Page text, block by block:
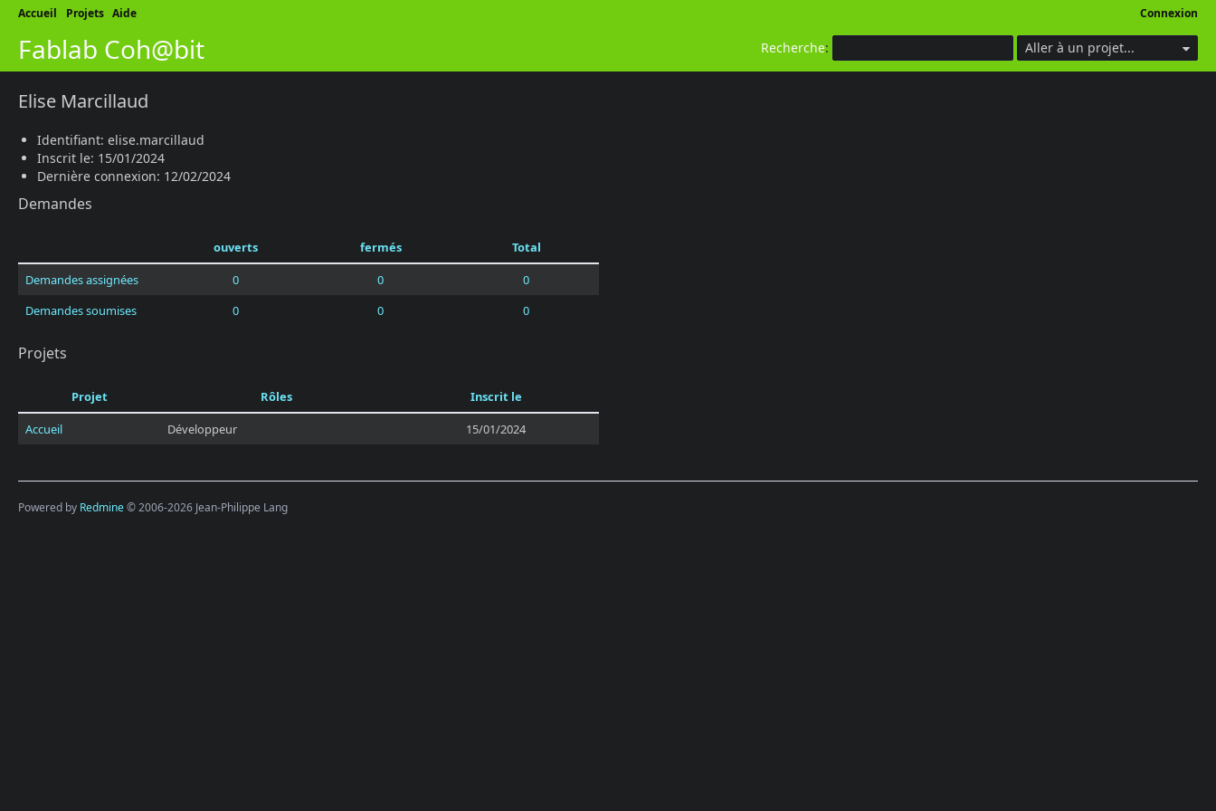
Connexion
Accueil Projets Aide
Recherche: Aller à un projet...
Fablab Coh@bit
Elise Marcillaud
Identifiant: elise.marcillaud
Inscrit le: 15/01/2024
Dernière connexion: 12/02/2024
Demandes
ouverts fermés
Total
Demandes assignées
0 0
0
Demandes soumises
0 0 0
Projets
Projet Rôles
Inscrit le
Accueil
Développeur 15/01/2024
Powered by Redmine© 2006-2026 Jean-Philippe Lang